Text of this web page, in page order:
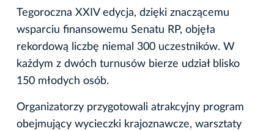
Tegoroczna XXIV edycja, dzięki znaczącemu
wsparciu finansowemu Senatu RP, objęła
rekordową liczbę niemal 300 uczestników. W
każdym z dwóch turnusów bierze udział blisko
150 młodych osób.
Organizatorzy przygotowali atrakcyjny program
obejmujący wycieczki krajoznawcze, warsztaty